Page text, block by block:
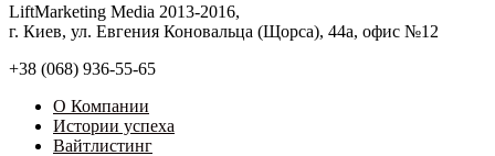
LiftMarketing Media 2013-2016,
г. Киев, ул. Евгения Коновальца (Щорса), 44а, офис №12
+38 (068) 936-55-65
О Компании
Иcтории успеха
Вайтлистинг